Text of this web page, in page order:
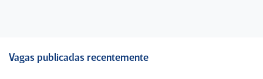
Vagas publicadas recentemente